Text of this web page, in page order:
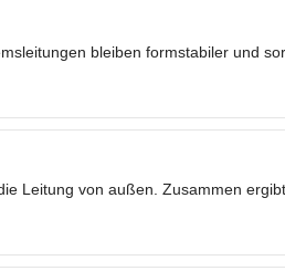
bleiben formstabiler und
Leitung von außen. Zusammen